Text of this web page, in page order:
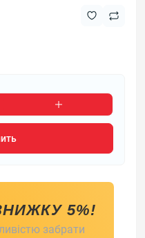
5%!
забрати